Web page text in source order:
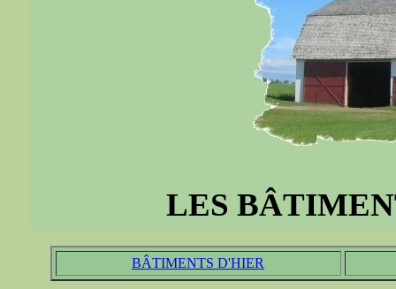
LES
BÂTIMENTS D'HIER